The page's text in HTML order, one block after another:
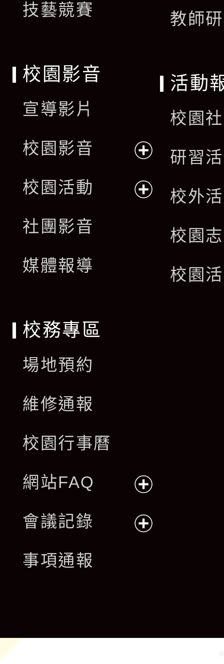
技藝競賽 教師
校園影音
宣導影片
校園影音
開
校園活動
社團影音
媒體報導
活動
校園
研習
校外
校園
校園
校務專區
場地預約
維修通報
校園行事曆
網站FAQ
開
會議記錄
單
事項通報